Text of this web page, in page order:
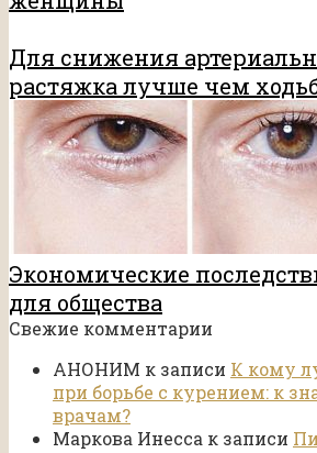
Для снижения
растяжка лучше чем
Экономические
для общества
Свежие комментарии
АНОНИМ к записи К кому
при борьбе с курением: к
врачам?
Маркова Инесса к записи